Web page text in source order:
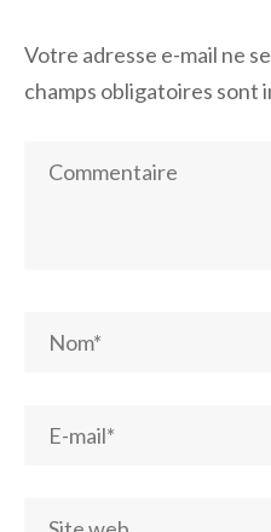
Votre adresse e-mail ne
champs obligatoires sont